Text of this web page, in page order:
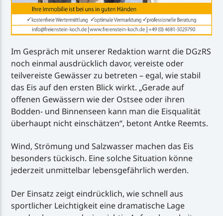
Im Gespräch mit unserer Redaktion warnt die DGzRS
noch einmal ausdrücklich davor, vereiste oder
teilvereiste Gewässer zu betreten – egal, wie stabil
das Eis auf den ersten Blick wirkt. „Gerade auf
offenen Gewässern wie der Ostsee oder ihren
Bodden- und Binnenseen kann man die Eisqualität
überhaupt nicht einschätzen“, betont Antke Reemts.
Wind, Strömung und Salzwasser machen das Eis
besonders tückisch. Eine solche Situation könne
jederzeit unmittelbar lebensgefährlich werden.
Der Einsatz zeigt eindrücklich, wie schnell aus
sportlicher Leichtigkeit eine dramatische Lage